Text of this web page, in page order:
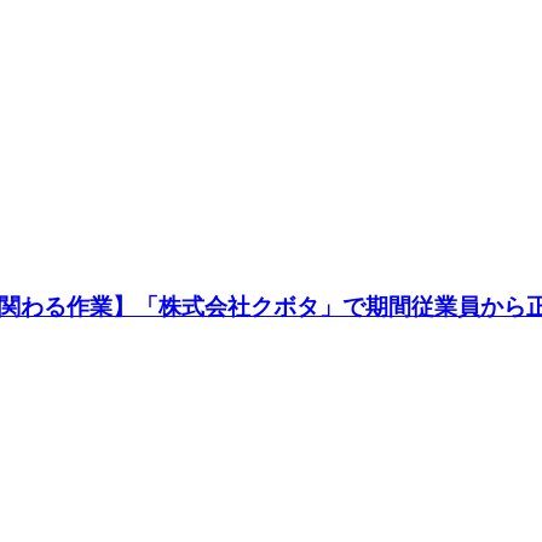
わる作業】「株式会社クボタ」で期間従業員から